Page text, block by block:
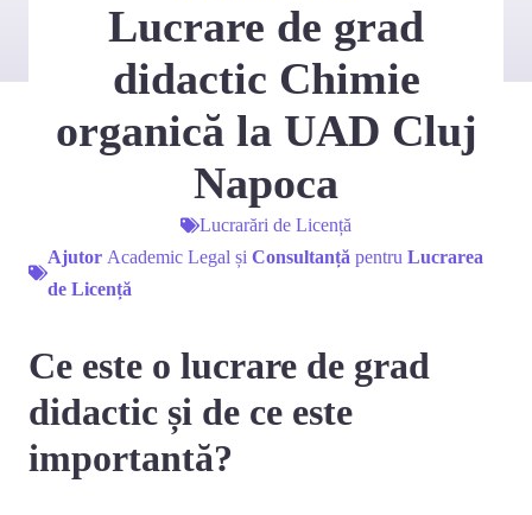
Lucrare de grad
didactic Chimie
organică la UAD Cluj
Napoca
Lucrarări de Licență
Ajutor Academic Legal și Consultanță pentru Lucrarea
de Licență
Ce este o lucrare de grad
didactic și de ce este
importantă?